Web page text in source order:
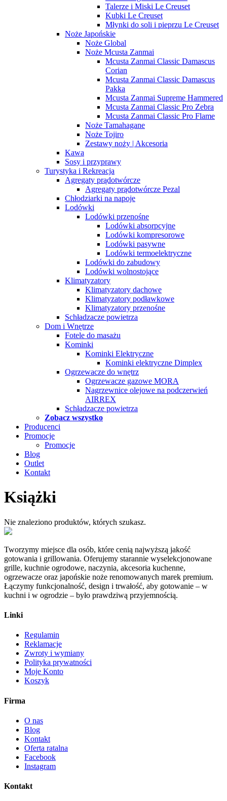
Talerze i Miski Le Creuset
Kubki Le Creuset
Młynki do soli i pieprzu Le Creuset
Noże Japońskie
Noże Global
Noże Mcusta Zanmai
Mcusta Zanmai Classic Damascus
Corian
Mcusta Zanmai Classic Damascus
Pakka
Mcusta Zanmai Supreme Hammered
Mcusta Zanmai Classic Pro Zebra
Mcusta Zanmai Classic Pro Flame
Noże Tamahagane
Noże Tojiro
Zestawy noży | Akcesoria
Kawa
Sosy i przyprawy
Turystyka i Rekreacja
Agregaty prądotwórcze
Agregaty prądotwórcze Pezal
Chłodziarki na napoje
Lodówki
Lodówki przenośne
Lodówki absorpcyjne
Lodówki kompresorowe
Lodówki pasywne
Lodówki termoelektryczne
Lodówki do zabudowy
Lodówki wolnostojące
Klimatyzatory
Klimatyzatory dachowe
Klimatyzatory podławkowe
Klimatyzatory przenośne
Schładzacze powietrza
Dom i Wnętrze
Fotele do masażu
Kominki
Kominki Elektryczne
Kominki elektryczne Dimplex
Ogrzewacze do wnętrz
Ogrzewacze gazowe MORA
Nagrzewnice olejowe na podczerwień
AIRREX
Schładzacze powietrza
Zobacz wszystko
Producenci
Promocje
Promocje
Blog
Outlet
Kontakt
Książki
Nie znaleziono produktów, których szukasz.
Tworzymy miejsce dla osób, które cenią najwyższą jakość
gotowania i grillowania. Oferujemy starannie wyselekcjonowane
grille, kuchnie ogrodowe, naczynia, akcesoria kuchenne,
ogrzewacze oraz japońskie noże renomowanych marek premium.
Łączymy funkcjonalność, design i trwałość, aby gotowanie – w
kuchni i w ogrodzie – było prawdziwą przyjemnością.
Linki
Regulamin
Reklamacje
Zwroty i wymiany
Polityka prywatności
Moje Konto
Koszyk
Firma
O nas
Blog
Kontakt
Oferta ratalna
Facebook
Instagram
Kontakt